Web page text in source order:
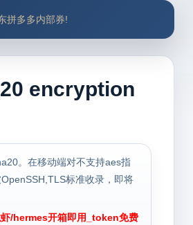
拼多多内部券!
encryption
。在移动端对不支持aes指
标准收录，即将
/hermes开箱即用_token免费